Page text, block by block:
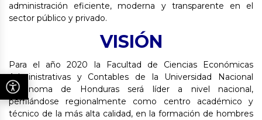
administración eficiente, moderna y transparente en el
sector público y privado.
VISIÓN
Para el año 2020 la Facultad de Ciencias Económicas
Administrativas y Contables de la Universidad Nacional
Autónoma de Honduras será líder a nivel nacional,
perfilándose regionalmente como centro académico y
técnico de la más alta calidad, en la formación de hombres